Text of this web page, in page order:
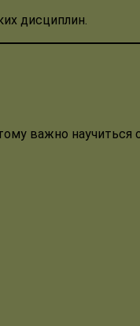
дисциплин.
важно